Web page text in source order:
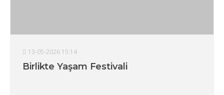
13-05-2026 15:14
Birlikte Yaşam Festivali